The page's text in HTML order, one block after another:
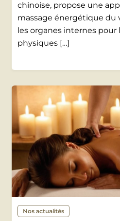
chinoise, propose une
massage énergétique du
les organes internes pour
physiques […]
Nos actualités